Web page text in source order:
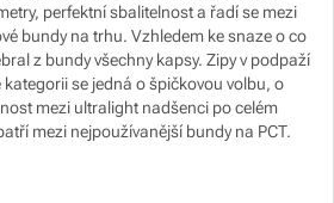
perfektní sbalitelnost a řadí se mezi
bundy na trhu. Vzhledem ke snaze o co
z bundy všechny kapsy. Zipy v podpaží
kategorii se jedná o špičkovou volbu, o
mezi ultralight nadšenci po celém
mezi nejpoužívanější bundy na PCT.